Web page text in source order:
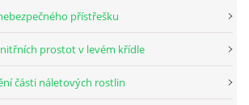
přístřešku
prostot v levém křídle
části náletových rostlin